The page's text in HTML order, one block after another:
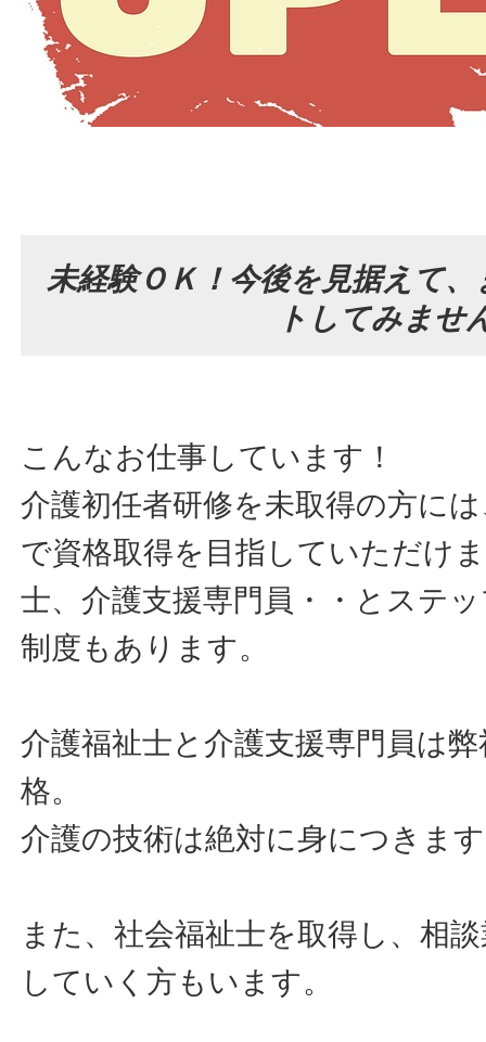
未経験ＯＫ！今後を見据えて
トしてみませ
こんなお仕事しています！
介護初任者研修を未取得の方に
で資格取得を目指していただけ
士、介護支援専門員・・とステ
制度もあります。
介護福祉士と介護支援専門員は
格。
介護の技術は絶対に身につきま
また、社会福祉士を取得し、相
していく方もいます。